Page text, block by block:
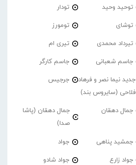
توحید وحید تودار
توشای تومورز
تیرداد محمدی تیری ام
جاسم شعبانی جاسم کارگر
جدید نیما نصر و فرهاد
فلاحی (سایروس بند)
جرجیس
جمال دهقان
جمال دهقان (پاشا
صدا)
جمشید پناهی جواد
جواد زارع جواد شادو